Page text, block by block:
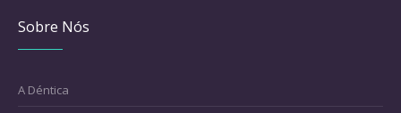
Sobre Nós
A Déntica